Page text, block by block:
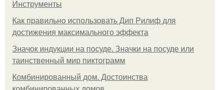
Инструменты
Как правильно использовать Дип Рилиф для
достижения максимального эффекта
Значок индукции на посуде. Значки на посуде или
таинственный мир пиктограмм
Комбинированный дом. Достоинства